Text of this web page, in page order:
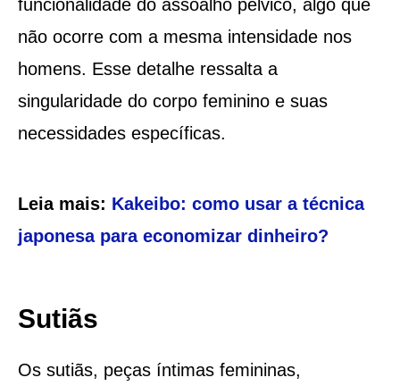
funcionalidade do assoalho pélvico, algo que
não ocorre com a mesma intensidade nos
homens. Esse detalhe ressalta a
singularidade do corpo feminino e suas
necessidades específicas.
Leia mais: Kakeibo: como usar a técnica
japonesa para economizar dinheiro?
Sutiãs
Os sutiãs, peças íntimas femininas,